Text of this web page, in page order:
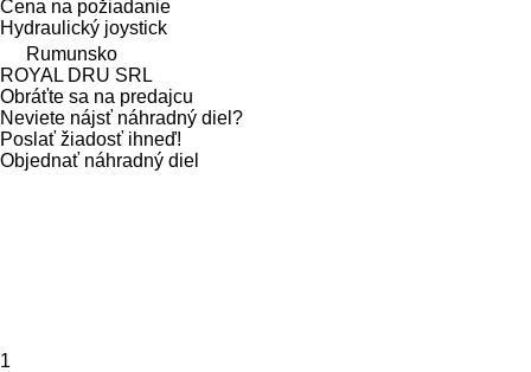
Cena na požiadanie
Hydraulický joystick
Rumunsko
ROYAL DRU SRL
Obráťte sa na predajcu
Neviete nájsť náhradný diel?
Poslať žiadosť ihneď!
Objednať náhradný diel
1